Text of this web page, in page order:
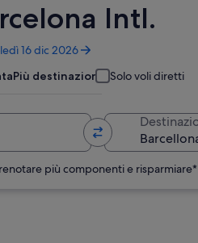
Intl.
16 dic 2026
Più destinazioni Solo voli diretti
più componenti e risparmiare*